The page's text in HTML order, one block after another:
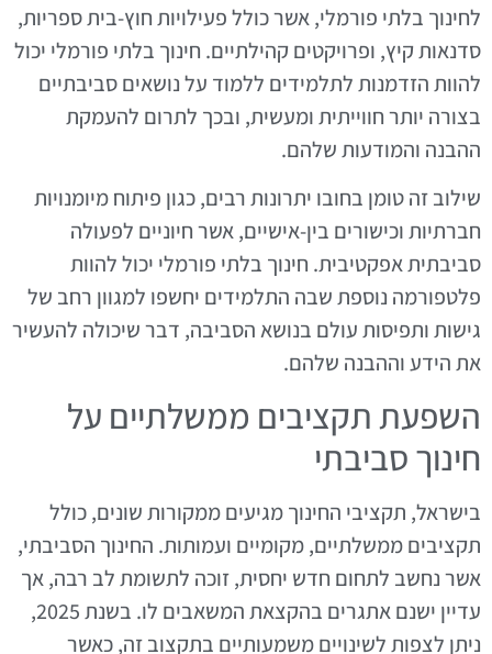
לחינוך בלתי פורמלי, אשר כולל פעילויות חוץ-בית ספריות,
סדנאות קיץ, ופרויקטים קהילתיים. חינוך בלתי פורמלי יכול
להוות הזדמנות לתלמידים ללמוד על נושאים סביבתיים
בצורה יותר חווייתית ומעשית, ובכך לתרום להעמקת
ההבנה והמודעות שלהם.
שילוב זה טומן בחובו יתרונות רבים, כגון פיתוח מיומנויות
חברתיות וכישורים בין-אישיים, אשר חיוניים לפעולה
סביבתית אפקטיבית. חינוך בלתי פורמלי יכול להוות
פלטפורמה נוספת שבה התלמידים יחשפו למגוון רחב של
גישות ותפיסות עולם בנושא הסביבה, דבר שיכולה להעשיר
את הידע וההבנה שלהם.
השפעת תקציבים ממשלתיים על
חינוך סביבתי
בישראל, תקציבי החינוך מגיעים ממקורות שונים, כולל
תקציבים ממשלתיים, מקומיים ועמותות. החינוך הסביבתי,
אשר נחשב לתחום חדש יחסית, זוכה לתשומת לב רבה, אך
עדיין ישנם אתגרים בהקצאת המשאבים לו. בשנת 2025,
ניתן לצפות לשינויים משמעותיים בתקצוב זה, כאשר